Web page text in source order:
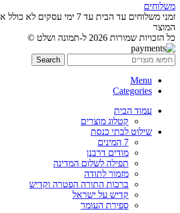
משלוחים
זמני משלוחים עד הבית עד 7 ימי
המוצר
כל הזכויות שמורות 2026 ל-תמונה ושלט ©
Search
Menu
Categories
עמוד הבית
קטלוג מוצרים
שילוט לבתי כנסת
7 המינים
מודים דרבנן
תפילה לשלום המדינה
מזמור לתודה
ברכות התורה הפטרה וקדיש
קדיש על ישראל
ספירת העומר